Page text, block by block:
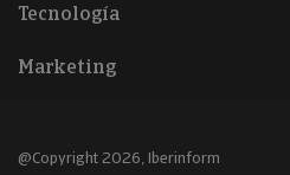
Tecnología
Marketing
@Copyright 2026, Iberinform